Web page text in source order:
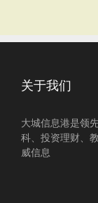
关于我们
大城信息港是领
科、投资理财、
威信息